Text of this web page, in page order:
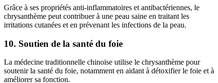
Grâce à ses propriétés anti-inflammatoires et antibactériennes, le
chrysanthème peut contribuer à une peau saine en traitant les
irritations cutanées et en prévenant les infections de la peau.
10. Soutien de la santé du foie
La médecine traditionnelle chinoise utilise le chrysanthème pour
soutenir la santé du foie, notamment en aidant à détoxifier le foie et à
améliorer sa fonction.